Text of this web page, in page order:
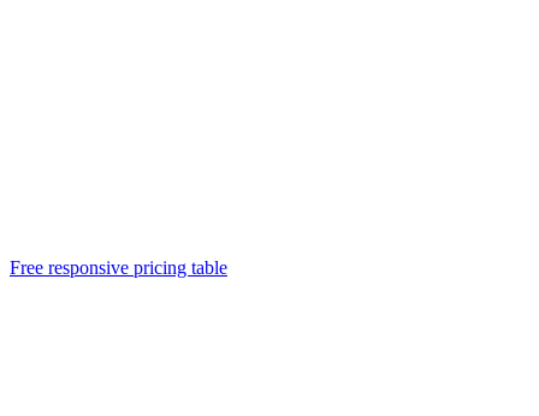
Free responsive pricing table